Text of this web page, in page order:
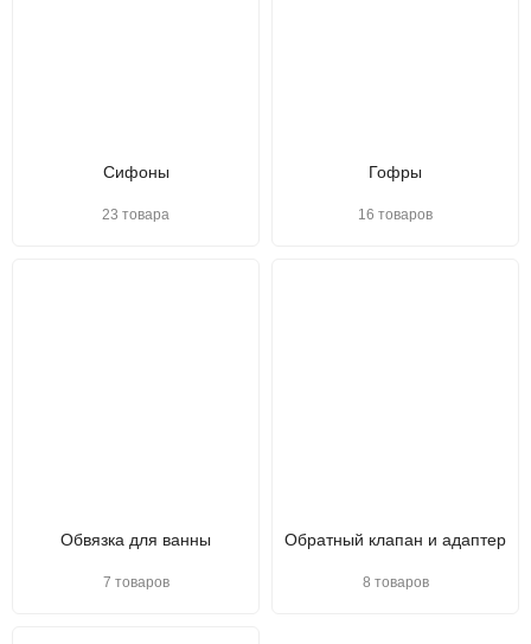
Сифоны
23 товара
Гофры
16 товаров
Обвязка для ванны
7 товаров
Обратный клапан и адаптер
8 товаров